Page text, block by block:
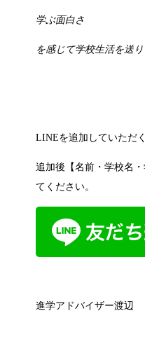
学ぶ面白さ
を感じて学校生活を送
LINEを追加していただ
追加後【名前・学校名
てください。
進学アドバイザー渡辺